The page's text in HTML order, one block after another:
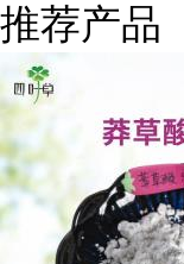
推荐产品